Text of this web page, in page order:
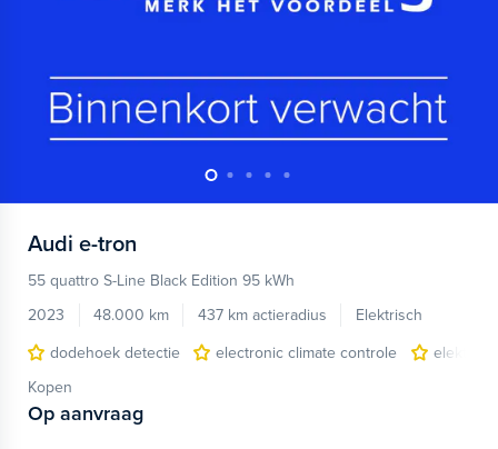
Audi e-tron
55 quattro S-Line Black Edition 95 kWh
2023
48.000 km 437 km actieradius
Elektrisch
dodehoek detectie
electronic climate controle
Kopen
Op aanvraag